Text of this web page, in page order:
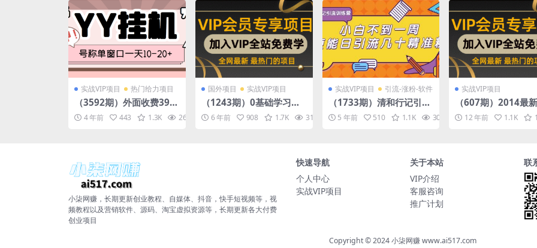
实战VIP项目 热门给力项目
（3592期）外面收费399
的YY全自动挂机项目，号
称单窗口一天10-20+【脚
4 年前 443 1.3K 26.3K 10
国外项目 实战VIP项目
（1243期）0基础学习抖
音国际版TikTok海外短视
频新手实战训练营【视频
6 年前 908 1.7K 31.8K 10
实战VIP项目 引流-涨粉-软件
（1733期）清和行记引流
训练营：小白不到一周便
能日引流几十精准粉
5 年前 510 1.1K 30.5K 10
实战VIP项目
（607期）2014最
结合实地赚钱项目
00-300元+（附视
12 年前 1.1K
小柒网赚，长期更新创业教程、自媒体、抖音，快手短视频等，视
频教程以及营销软件、源码、淘宝虚拟资源等，长期更新各大付费
创业项目
快速导航
个人中心
实战VIP项目
关于本站
VIP介绍
客服咨询
推广计划
联
Copyright © 2024 小柒网赚 www.ai517.com